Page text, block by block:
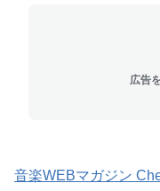
広告
音楽WEBマガジン